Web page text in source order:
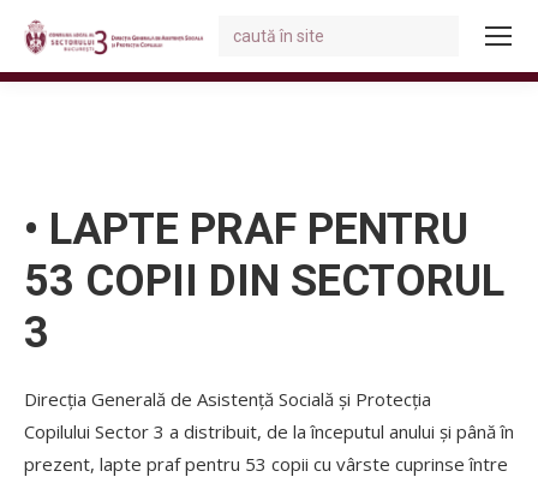
Search:
• LAPTE PRAF PENTRU
53 COPII DIN SECTORUL
3
Direcția Generală de Asistență Socială și Protecția
Copilului Sector 3 a distribuit, de la începutul anului și până în
prezent, lapte praf pentru 53 copii cu vârste cuprinse între